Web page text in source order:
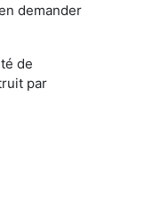
demander
de
par